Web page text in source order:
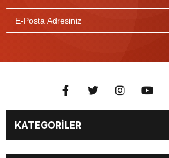
KATEGORİLER
GÜNDEM DÜNYA